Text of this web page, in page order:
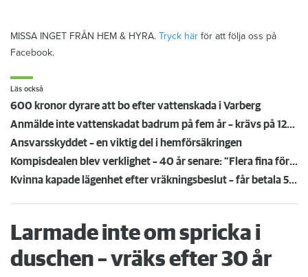
MISSA INGET FRÅN HEM & HYRA. Tryck här för att följa oss på
Facebook.
Läs också
600 kronor dyrare att bo efter vattenskada i Varberg
Anmälde inte vattenskadat badrum på fem år – krävs på 125 000 kronor
Ansvarsskyddet – en viktig del i hemförsäkringen
Kompisdealen blev verklighet – 40 år senare: "Flera fina fördelar med att dela bostad"
Kvinna kapade lägenhet efter vräkningsbeslut – får betala 50 000
Larmade inte om spricka i
duschen – vräks efter 30 år